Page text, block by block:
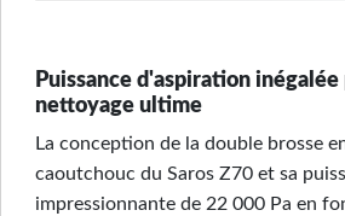
Puissance d'aspiration inégalée
nettoyage ultime
La conception de la double brosse
caoutchouc du Saros Z70 et sa
impressionnante de 22 000 Pa en